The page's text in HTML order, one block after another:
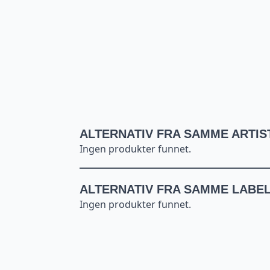
ALTERNATIV FRA SAMME
Ingen produkter funnet.
ALTERNATIV FRA SAMME
Ingen produkter funnet.